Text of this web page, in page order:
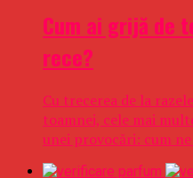
Cum ai grijă de
rece?
Cu trecerea de la
toamnei, cele mai
unei provocări: cum